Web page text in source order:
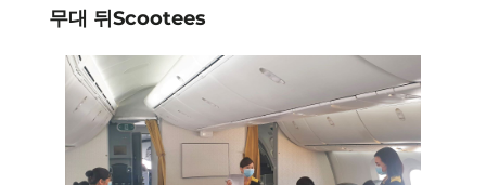
무대 뒤Scootees